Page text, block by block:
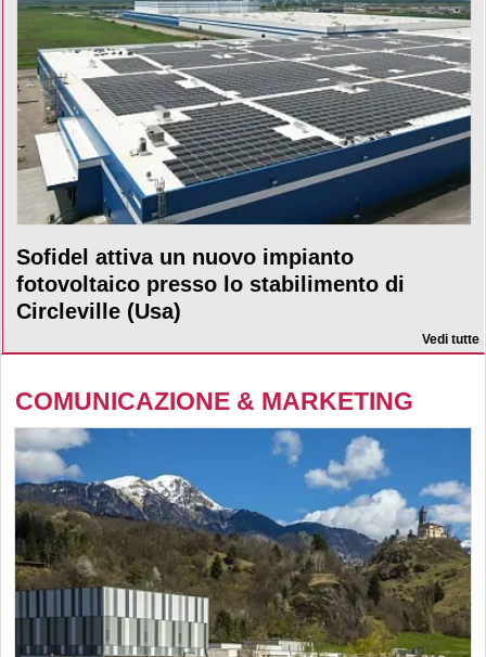
Sofidel attiva un nuovo impianto
fotovoltaico presso lo stabilimento di
Circleville (Usa)
Vedi tutte
COMUNICAZIONE & MARKETING